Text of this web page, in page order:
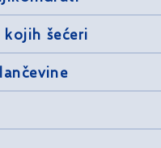
kojih šećeri